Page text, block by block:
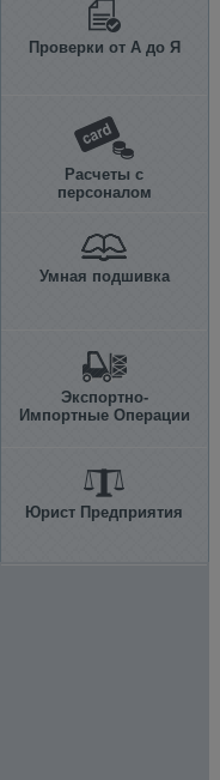
Проверки от А до Я
Расчеты с
персоналом
Умная подшивка
Экспортно-
Импортные Операции
Юрист Предприятия